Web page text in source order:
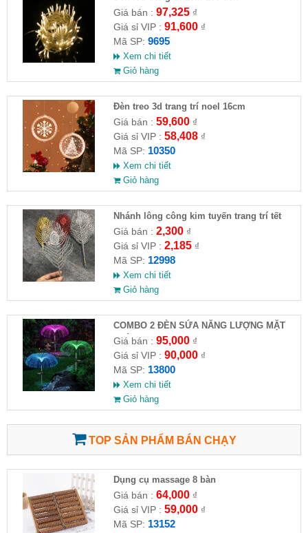
Giá bán : 97,325₫
Giá sỉ VIP : 91,600₫
Mã SP: 9695
Xem chi tiết
Giỏ hàng
Đèn treo 3d trang trí noel 16cm
Giá bán : 59,600₫
Giá sỉ VIP : 58,408₫
Mã SP: 10350
Xem chi tiết
Giỏ hàng
Nhánh lông công kim tuyến trang trí tết
Giá bán : 2,300₫
Giá sỉ VIP : 2,185₫
Mã SP: 12998
Xem chi tiết
Giỏ hàng
COMBO 2 ĐÈN SỨA NĂNG LƯỢNG MẶT
TRỜI
Giá bán : 95,000₫
Giá sỉ VIP : 90,000₫
Mã SP: 13800
Xem chi tiết
Giỏ hàng
TOP SẢN PHẨM BÁN CHẠY
Dụng cụ massage 8 bàn
Giá bán : 64,000₫
Giá sỉ VIP : 59,000₫
Mã SP: 13152